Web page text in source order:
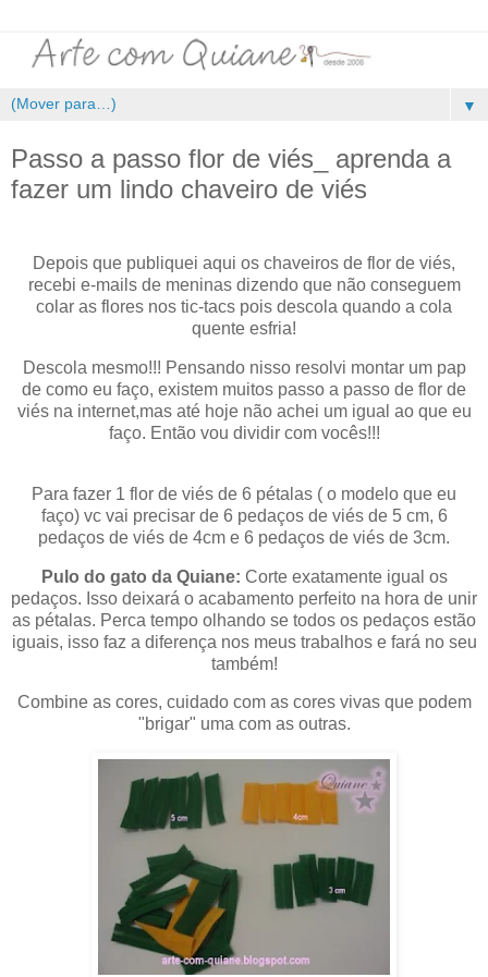
▼
Passo a passo flor de viés_ aprenda a
fazer um lindo chaveiro de viés
Depois que publiquei aqui os chaveiros de flor de viés,
recebi e-mails de meninas dizendo que não conseguem
colar as flores nos tic-tacs pois descola quando a cola
quente esfria!
Descola mesmo!!! Pensando nisso resolvi montar um pap
de como eu faço, existem muitos passo a passo de flor de
viés na internet,mas até hoje não achei um igual ao que eu
faço. Então vou dividir com vocês!!!
Para fazer 1 flor de viés de 6 pétalas ( o modelo que eu
faço) vc vai precisar de 6 pedaços de viés de 5 cm, 6
pedaços de viés de 4cm e 6 pedaços de viés de 3cm.
Pulo do gato da Quiane: Corte exatamente igual os
pedaços. Isso deixará o acabamento perfeito na hora de unir
as pétalas. Perca tempo olhando se todos os pedaços estão
iguais, isso faz a diferença nos meus trabalhos e fará no seu
também!
Combine as cores, cuidado com as cores vivas que podem
"brigar" uma com as outras.